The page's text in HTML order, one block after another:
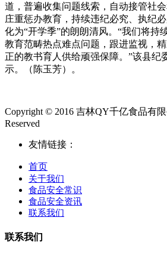
道，普遍收集问题线索，自动接管社
庄重惩办教育，持续违纪必究、执纪
化为“开学季”的朗朗清风。“我们将持
教育范畴热点难点问题，跟进监视，
正的教书育人供给顽强保障。”该县纪
示。（陈玉芳）。
Copyright © 2016 吉林QY千亿食品有
Reserved
友情链接：
首页
关于我们
食品安全常识
食品安全资讯
联系我们
联系我们